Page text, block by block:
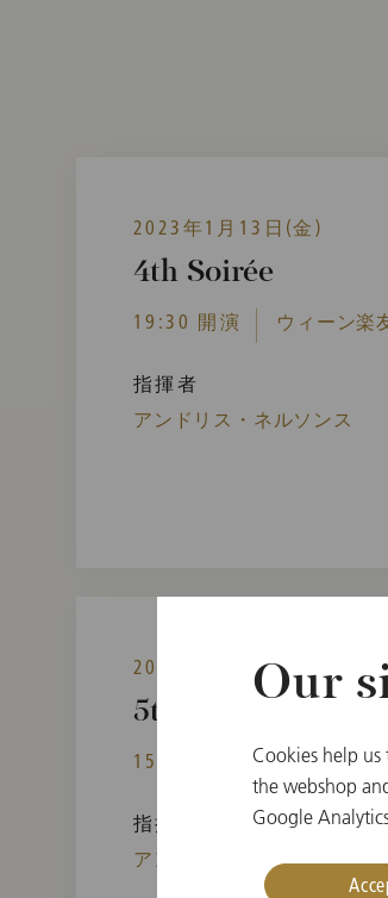
2023年1月13日(金)
4th Soirée
19:30 開演 ウィーン楽
指揮者
アンドリス・ネルソンス
2023年1月14日(土)
5th Subscription
15:30 開演 ウィーン楽
指揮者
アンドリス・ネルソンス
Our
Cookies help
the webshop
Google